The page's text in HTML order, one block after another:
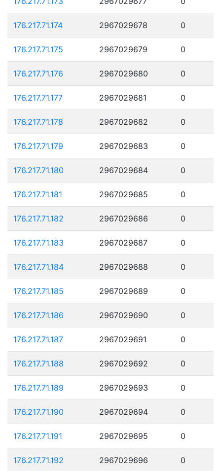
176.217.71.174 2967029678 0
176.217.71.175 2967029679 0
176.217.71.176 2967029680 0
176.217.71.177 2967029681 0
176.217.71.178 2967029682 0
176.217.71.179 2967029683 0
176.217.71.180 2967029684 0
176.217.71.181 2967029685 0
176.217.71.182 2967029686 0
176.217.71.183 2967029687 0
176.217.71.184 2967029688 0
176.217.71.185 2967029689 0
176.217.71.186 2967029690 0
176.217.71.187 2967029691 0
176.217.71.188 2967029692 0
176.217.71.189 2967029693 0
176.217.71.190 2967029694 0
176.217.71.191 2967029695 0
176.217.71.192 2967029696 0